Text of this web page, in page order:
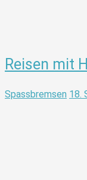
Reisen mit
Spassbremsen 18.